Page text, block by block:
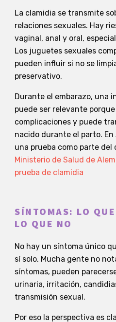
La clamidia se transmite
relaciones sexuales. Hay
vaginal, anal y oral,
Los juguetes sexuales
pueden influir si no se
preservativo.
Durante el embarazo, una
puede ser relevante porque
complicaciones y puede
nacido durante el parto.
una prueba como parte
Ministerio de Salud de
prueba de clamidia
SÍNTOMAS: LO
LO QUE NO
No hay un síntoma único
sí solo. Mucha gente no
síntomas, pueden
urinaria, irritación,
transmisión sexual.
Por eso la perspectiva es